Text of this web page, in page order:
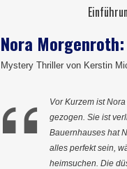
Nora
Mystery Thriller von Kerstin
Vor Kurzem ist
gezogen. Sie ist
Bauernhauses hat
alles perfekt sein,
heimsuchen. Die